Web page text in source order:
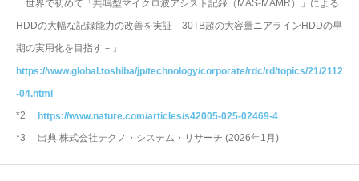
「世界で初めて「共鳴型マイクロ波アシスト記録（MAS-MAMR）」による
HDDの大幅な記録能力の改善を実証－30TB超の大容量ニアラインHDDの早
期の実用化を目指す－」
https://www.global.toshiba/jp/technology/corporate/rdc/rd/topics/21/2112
-04.html
*2
https://www.nature.com/articles/s42005-025-02469-4
*3 出典 株式会社テクノ・システム・リサーチ (2026年1月)